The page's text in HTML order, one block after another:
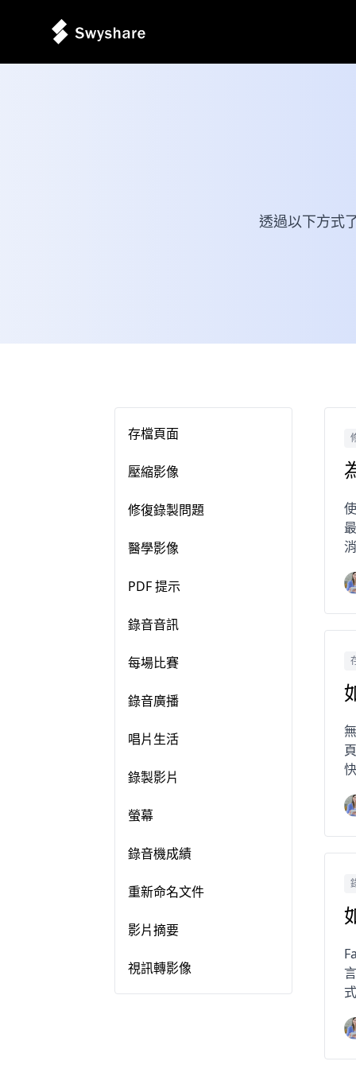
透過以下方式
存檔頁面
壓縮影像
修復錄製問題
醫學影像
PDF 提示
錄音音訊
每場比賽
錄音廣播
唱片生活
錄製影片
螢幕
錄音機成績
重新命名文件
影片摘要
視訊轉影像